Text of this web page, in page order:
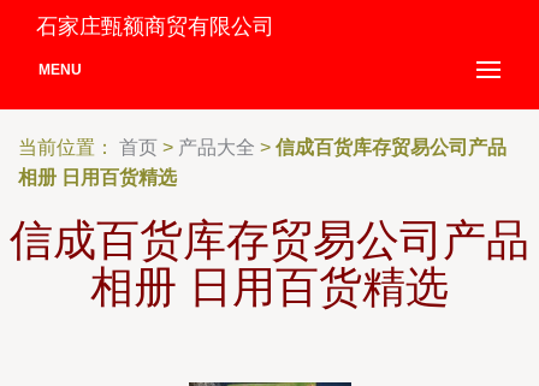
石家庄甄额商贸有限公司
MENU
当前位置： 首页 > 产品大全 > 信成百货库存贸易公司产品
相册 日用百货精选
信成百货库存贸易公司产品
相册 日用百货精选